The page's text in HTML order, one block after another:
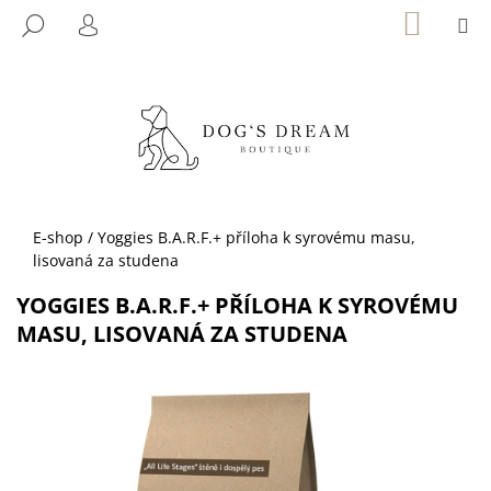
Přejít
HLEDAT
PŘIHLÁŠENÍ KOŠÍK
Domů
E-shop / Yoggies B.A.R.F.+ příloha k syrovému masu,
lisovaná za studena
YOGGIES B.A.R.F.+ PŘÍLOHA K SYROVÉMU
MASU, LISOVANÁ ZA STUDENA
T
Ř
E
B
U